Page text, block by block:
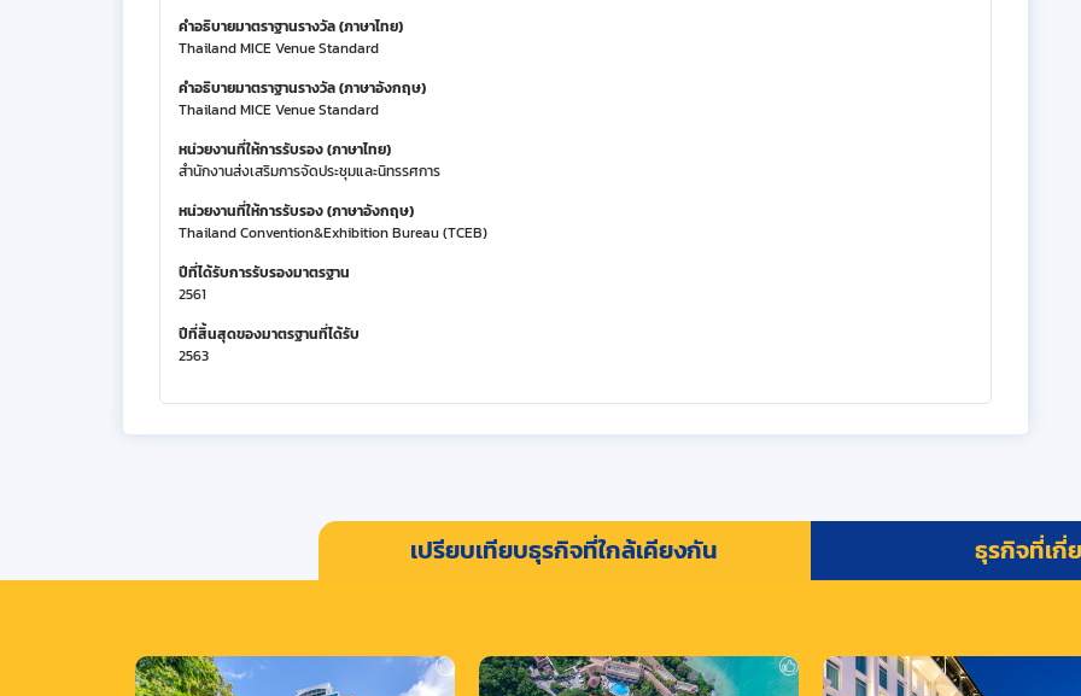
คำอธิบายมาตราฐานรางวัล (ภาษาไทย)
Thailand MICE Venue Standard
คำอธิบายมาตราฐานรางวัล (ภาษาอังกฤษ)
Thailand MICE Venue Standard
หน่วยงานที่ให้การรับรอง (ภาษาไทย)
สำนักงานส่งเสริมการจัดประชุมและนิทรรศการ
หน่วยงานที่ให้การรับรอง (ภาษาอังกฤษ)
Thailand Convention&Exhibition Bureau (TCEB)
ปีที่ได้รับการรับรองมาตรฐาน
2561
ปีที่สิ้นสุดของมาตรฐานที่ได้รับ
2563
เปรียบเทียบธุรกิจที่ใกล้เคียงกัน ธุรกิจที่เกี่